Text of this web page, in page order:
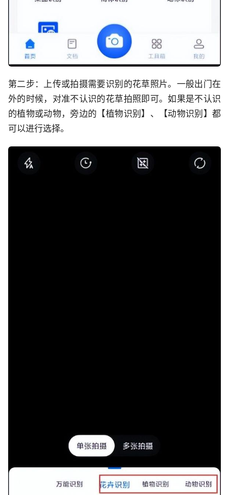
第二步：上传或拍摄需要识别的花草照片。一般出门在
外的时候，对准不认识的花草拍照即可。如果是不认识
的植物或动物，旁边的【植物识别】、【动物识别】都
可以进行选择。